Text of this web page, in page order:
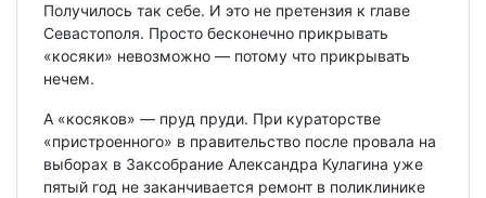
Получилось так себе. И это не претензия к главе
Севастополя. Просто бесконечно прикрывать
«косяки» невозможно — потому что прикрывать
нечем.
А «косяков» — пруд пруди. При кураторстве
«пристроенного» в правительство после провала на
выборах в Заксобрание Александра Кулагина уже
пятый год не заканчивается ремонт в поликлинике